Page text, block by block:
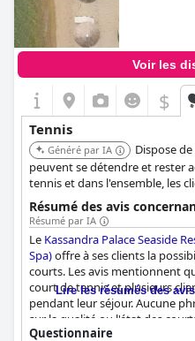
Voir les
$
Tennis
Généré par IA
Dispose
peuvent se détendre et rester
tennis et dans l'ensemble, les
l'opportunité de jouer au
Résumé des avis
Résumé par IA
Le Kassandra Palace Seaside
Spa)offre à ses clients la
courts. Les avis mentionnent
court de tennis et plusieurs
pendant leur séjour. Aucune
sur la qualité ou l'état des
soient globalement satisfaits
Lire les résumés des
Questionnaire